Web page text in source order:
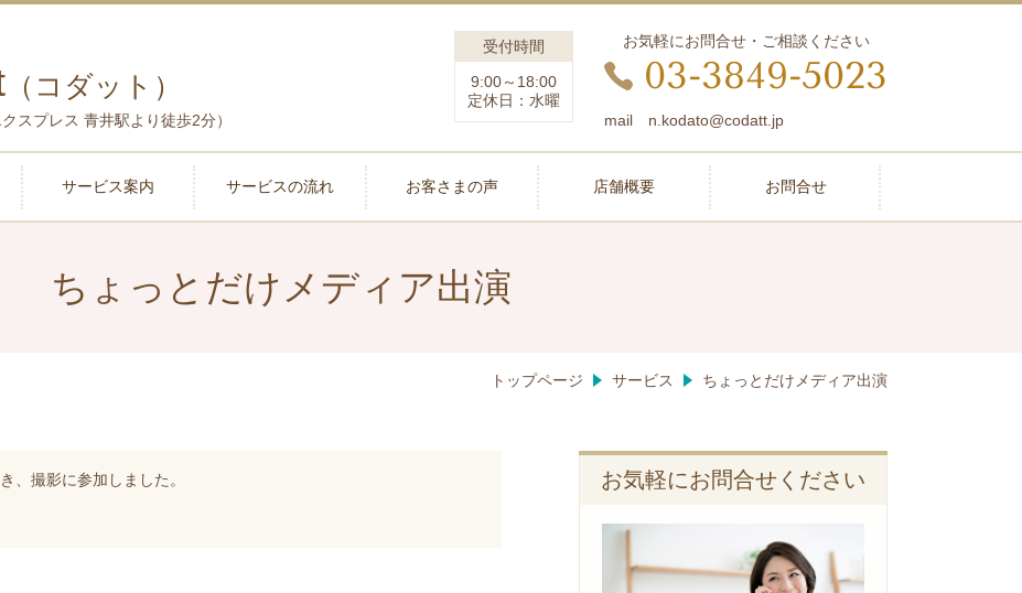
（コダット）
スプレス 青井駅より徒歩2分）
受付時間
9:00～18:00
定休日：水曜
お気軽にお問合せ・ご相談ください
03-3849-5023
mail n.kodato@codatt.jp
サービス案内 サービスの流れ お客さまの声 店舗概要 お問合せ
ちょっとだけメディア出演
トップページ サービス ちょっとだけメディア出演
、撮影に参加しました。 お気軽にお問合せください